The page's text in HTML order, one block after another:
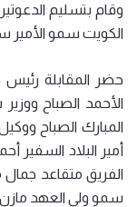
وقام بتسليم
الكويت سمو
حضر المقابلة
الأحمد الصباح
المبارك الصباح
أمير البلاد
الفريق متقاعد
سمو ولي العهد